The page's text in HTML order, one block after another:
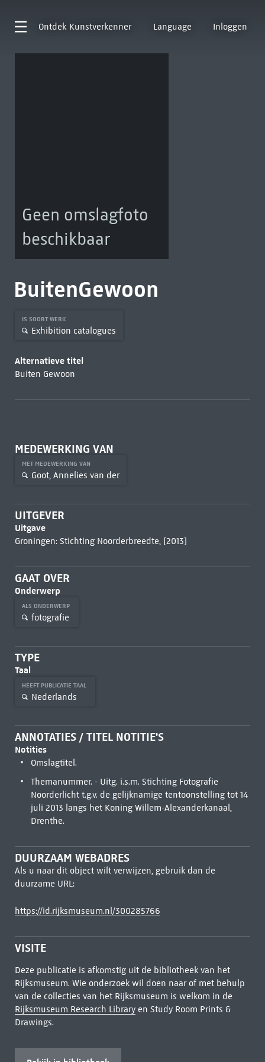
Ontdek Kunstverkenner Language Inloggen
Geen omslagfoto
beschikbaar
BuitenGewoon
IS SOORT WERK
Exhibition catalogues
Alternatieve titel
Buiten Gewoon
MEDEWERKING VAN
MET MEDEWERKING VAN
Goot, Annelies van der
UITGEVER
Uitgave
Groningen: Stichting Noorderbreedte, [2013]
GAAT OVER
Onderwerp
ALS ONDERWERP
fotografie
TYPE
Taal
HEEFT PUBLICATIE TAAL
Nederlands
ANNOTATIES / TITEL NOTITIE'S
Notities
Omslagtitel.
Themanummer. - Uitg. i.s.m. Stichting Fotografie
Noorderlicht t.g.v. de gelijknamige tentoonstelling tot 14
juli 2013 langs het Koning Willem-Alexanderkanaal,
Drenthe.
DUURZAAM WEBADRES
Als u naar dit object wilt verwijzen, gebruik dan de
duurzame URL:
https://id.rijksmuseum.nl/300285766
VISITE
Deze publicatie is afkomstig uit de bibliotheek van het
Rijksmuseum. Wie onderzoek wil doen naar of met behulp
van de collecties van het Rijksmuseum is welkom in de
Rijksmuseum Research Libraryen Study Room Prints &
Drawings.